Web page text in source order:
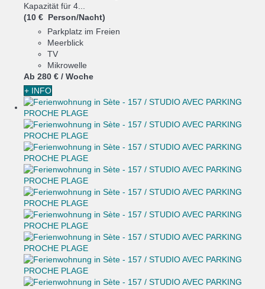
Kapazität für 4...
(10 € Person/Nacht)
Parkplatz im Freien
Meerblick
TV
Mikrowelle
Ab 280 € / Woche
+ INFO